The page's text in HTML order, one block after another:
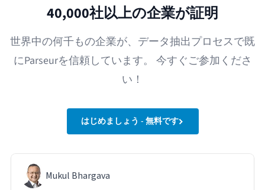
40,000社以上の企業が証明
世界中の何千もの企業が、データ抽出プロセスで既
にParseurを信頼しています。 今すぐご参加くださ
い！
はじめましょう - 無料です
Mukul Bhargava